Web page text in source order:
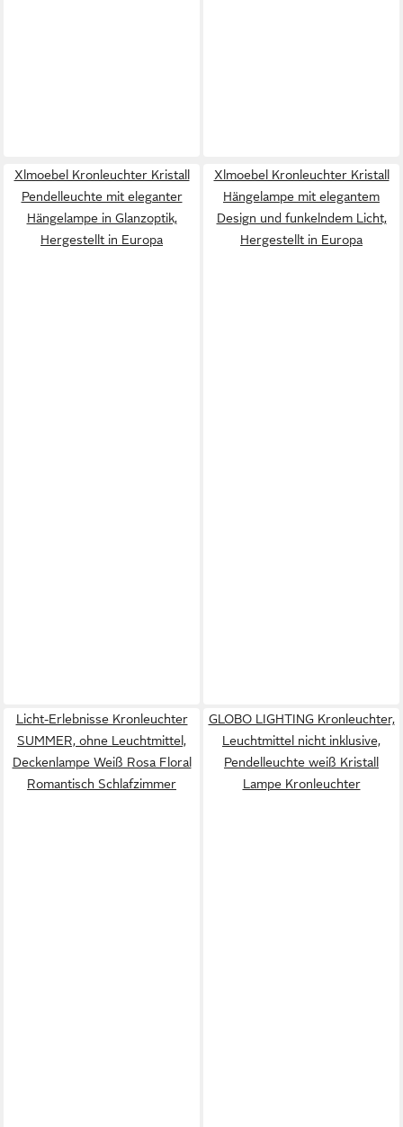
Xlmoebel Kronleuchter Kristall
Pendelleuchte mit eleganter
Hängelampe in Glanzoptik,
Hergestellt in Europa
Xlmoebel Kronleuchter Kristall
Hängelampe mit elegantem
Design und funkelndem Licht,
Hergestellt in Europa
Licht-Erlebnisse Kronleuchter
SUMMER, ohne Leuchtmittel,
Deckenlampe Weiß Rosa Floral
Romantisch Schlafzimmer
GLOBO LIGHTING Kronleuchter,
Leuchtmittel nicht inklusive,
Pendelleuchte weiß Kristall
Lampe Kronleuchter